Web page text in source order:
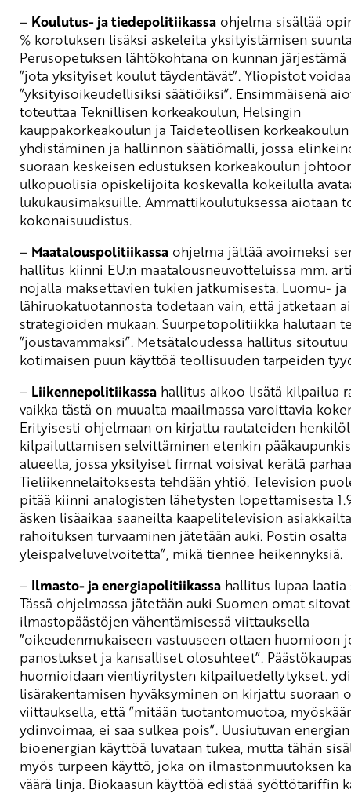
– Koulutus- ja tiedepolitiikassa ohjelma sisältää
% korotuksen lisäksi askeleita yksityistämisen
Perusopetuksen lähtökohtana on kunnan
”jota yksityiset koulut täydentävät”. Yliopistot
”yksityisoikeudellisiksi säätiöiksi”. Ensimmäisenä
toteuttaa Teknillisen korkeakoulun, Helsingin
kauppakorkeakoulun ja Taideteollisen korkeakoulun
yhdistäminen ja hallinnon säätiömalli, jossa
suoraan keskeisen edustuksen korkeakoulun
ulkopuolisia opiskelijoita koskevalla kokeilulla
lukukausimaksuille. Ammattikoulutuksessa aiotaan
kokonaisuudistus.
– Maatalouspolitiikassa ohjelma jättää avoimeksi
hallitus kiinni EU:n maatalousneuvotteluissa mm.
nojalla maksettavien tukien jatkumisesta. Luomu- ja
lähiruokatuotannosta todetaan vain, että jatketaan
strategioiden mukaan. Suurpetopolitiikka halutaan
”joustavammaksi”. Metsätaloudessa hallitus
kotimaisen puun käyttöä teollisuuden tarpeiden
– Liikennepolitiikassa hallitus aikoo lisätä kilpailua
vaikka tästä on muualta maailmassa varoittavia
Erityisesti ohjelmaan on kirjattu rautateiden
kilpailuttamisen selvittäminen etenkin
alueella, jossa yksityiset firmat voisivat kerätä
Tieliikennelaitoksesta tehdään yhtiö. Television
pitää kiinni analogisten lähetysten lopettamisesta
äsken lisäaikaa saaneilta kaapelitelevision
rahoituksen turvaaminen jätetään auki. Postin osalta
yleispalveluvelvoitetta”, mikä tiennee heikennyksiä.
– Ilmasto- ja energiapolitiikassa hallitus lupaa laatia
Tässä ohjelmassa jätetään auki Suomen omat
ilmastopäästöjen vähentämisessä viittauksella
”oikeudenmukaiseen vastuuseen ottaen huomioon
panostukset ja kansalliset olosuhteet”.
huomioidaan vientiyritysten kilpailuedellytykset.
lisärakentamisen hyväksyminen on kirjattu suoraan
viittauksella, että ”mitään tuotantomuotoa,
ydinvoimaa, ei saa sulkea pois”. Uusiutuvan
bioenergian käyttöä luvataan tukea, mutta tähän
myös turpeen käyttö, joka on ilmastonmuutoksen
väärä linja. Biokaasun käyttöä edistää syöttötariffin